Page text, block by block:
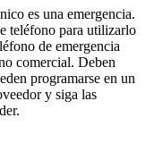
es una emergencia.
teléfono para utilizarlo
de emergencia
comercial. Deben
programarse en un
y siga las